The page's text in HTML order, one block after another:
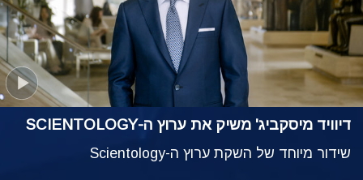
דיוויד מיסקביג' משיק את ערוץ ה-SCIENTOLOGY
שידור מיוחד של השקת ערוץ ה-Scientology